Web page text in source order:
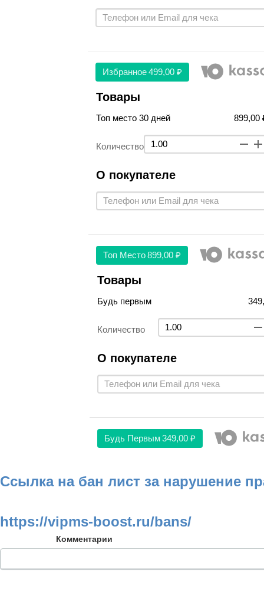
Избранное 499,00 ₽
Товары
Топ место 30 дней 899,00
Количество
О покупателе
Топ Место 899,00 ₽
Товары
Будь первым
Количество
О покупателе
Будь Первым349,00 ₽
Ссылка на бан лист за нарушение
https://vipms-boost.ru/bans/
Комментарии